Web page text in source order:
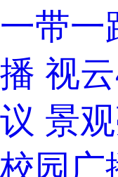
一带一
播 视
议 景
校园广